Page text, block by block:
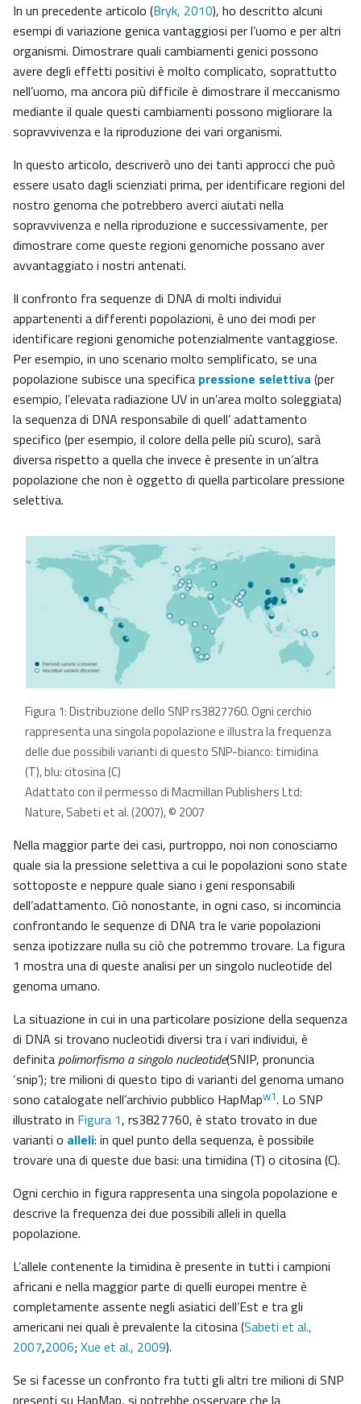
In un precedente articolo (Bryk, 2010), ho descritto alcuni
esempi di variazione genica vantaggiosi per l’uomo e per altri
organismi. Dimostrare quali cambiamenti genici possono
avere degli effetti positivi è molto complicato, soprattutto
nell’uomo, ma ancora più difficile è dimostrare il meccanismo
mediante il quale questi cambiamenti possono migliorare la
sopravvivenza e la riproduzione dei vari organismi.
In questo articolo, descriverò uno dei tanti approcci che può
essere usato dagli scienziati prima, per identificare regioni del
nostro genoma che potrebbero averci aiutati nella
sopravvivenza e nella riproduzione e successivamente, per
dimostrare come queste regioni genomiche possano aver
avvantaggiato i nostri antenati.
Il confronto fra sequenze di DNA di molti individui
appartenenti a differenti popolazioni, è uno dei modi per
identificare regioni genomiche potenzialmente vantaggiose.
Per esempio, in uno scenario molto semplificato, se una
popolazione subisce una specifica pressione selettiva (per
esempio, l’elevata radiazione UV in un’area molto soleggiata)
la sequenza di DNA responsabile di quell’ adattamento
specifico (per esempio, il colore della pelle più scuro), sarà
diversa rispetto a quella che invece è presente in un’altra
popolazione che non è oggetto di quella particolare pressione
selettiva.
Figura 1: Distribuzione dello SNP rs3827760. Ogni cerchio
rappresenta una singola popolazione e illustra la frequenza
delle due possibili varianti di questo SNP-bianco: timidina
(T), blu: citosina (C)
Adattato con il permesso di Macmillan Publishers Ltd:
Nature, Sabeti et al. (2007), © 2007
Nella maggior parte dei casi, purtroppo, noi non conosciamo
quale sia la pressione selettiva a cui le popolazioni sono state
sottoposte e neppure quale siano i geni responsabili
dell’adattamento. Ciò nonostante, in ogni caso, si incomincia
confrontando le sequenze di DNA tra le varie popolazioni
senza ipotizzare nulla su ciò che potremmo trovare. La figura
1 mostra una di queste analisi per un singolo nucleotide del
genoma umano.
La situazione in cui in una particolare posizione della sequenza
di DNA si trovano nucleotidi diversi tra i vari individui, è
definitapolimorfismo a singolo nucleotide(SNIP, pronuncia
‘snip’); tre milioni di questo tipo di varianti del genoma umano
sono catalogate nell’archivio pubblico HapMapw1. Lo SNP
illustrato in Figura 1, rs3827760, è stato trovato in due
varianti o alleli: in quel punto della sequenza, è possibile
trovare una di queste due basi: una timidina (T) o citosina (C).
Ogni cerchio in figura rappresenta una singola popolazione e
descrive la frequenza dei due possibili alleli in quella
popolazione.
L’allele contenente la timidina è presente in tutti i campioni
africani e nella maggior parte di quelli europei mentre è
completamente assente negli asiatici dell’Est e tra gli
americani nei quali è prevalente la citosina (Sabeti et al.,
2007,2006; Xue et al., 2009).
Se si facesse un confronto fra tutti gli altri tre milioni di SNP
presenti su HapMap, si potrebbe osservare che la